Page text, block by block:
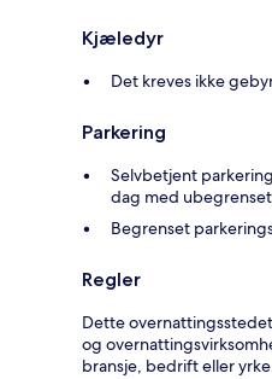
Kjæledyr
Det kreves ikke
Parkering
Selvbetjent
dag med
Begrenset
Regler
Dette
og
bransje, bedrift eller